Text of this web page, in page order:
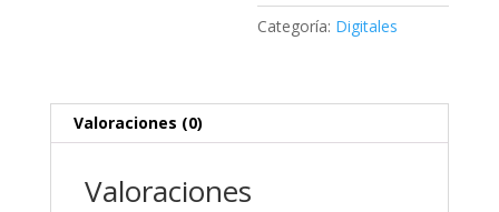
Categoría: Digitales
Valoraciones (0)
Valoraciones